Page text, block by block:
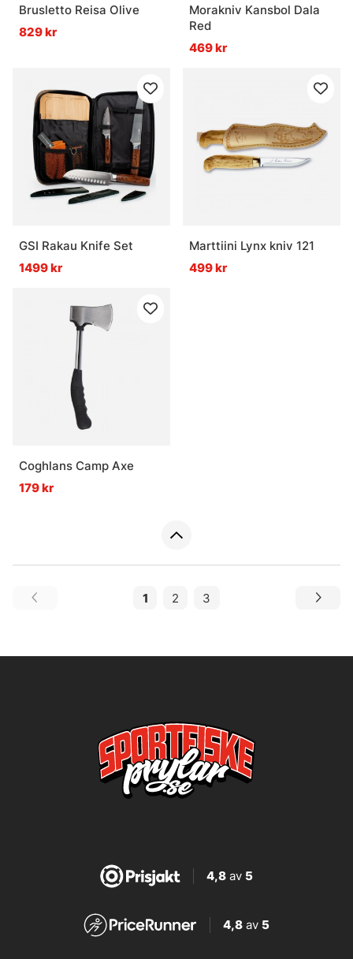
Brusletto Reisa Olive
829 kr
Morakniv Kansbol Dala
Red
469 kr
GSI Rakau Knife Set
1499 kr
Marttiini Lynx kniv 121
499 kr
Coghlans Camp Axe
179 kr
1 2 3
4,8av 5
4,8 av 5